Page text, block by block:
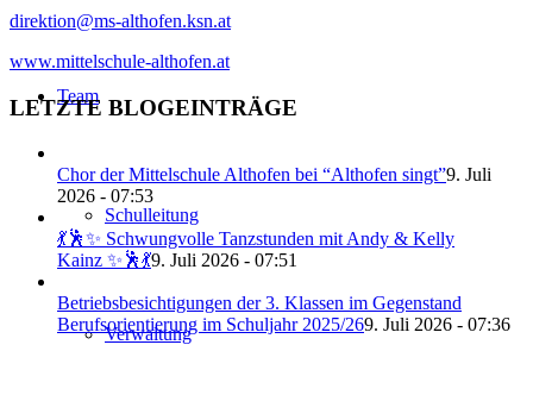
Team
Schulleitung
Verwaltung
direktion@ms-althofen.ksn.at
www.mittelschule-althofen.at
LETZTE BLOGEINTRÄGE
Chor der Mittelschule Althofen bei “Althofen singt”9. Juli
2026 - 07:53
💃🕺✨ Schwungvolle Tanzstunden mit Andy & Kelly
Kainz ✨🕺💃9. Juli 2026 - 07:51
Betriebsbesichtigungen der 3. Klassen im Gegenstand
Berufsorientierung im Schuljahr 2025/269. Juli 2026 - 07:36